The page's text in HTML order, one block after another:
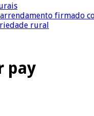
firmado
rural
pay